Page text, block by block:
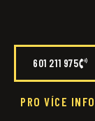
601 211 975
PRO VÍCE